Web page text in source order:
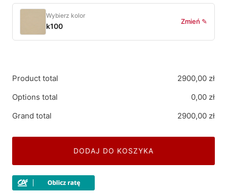
Wybierz kolor
k100
Zmień ✎
Product total 2900,00 zł
Options total
0,00 zł
Grand total
2900,00 zł
DODAJ DO KOSZYKA